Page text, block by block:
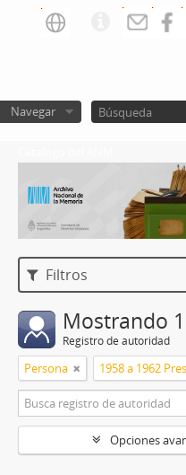
Navegar
Filtros
Mostrando
Registro de autoridad
Persona
Opciones